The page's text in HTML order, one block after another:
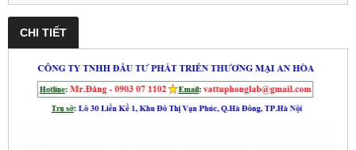
CHI TIẾT